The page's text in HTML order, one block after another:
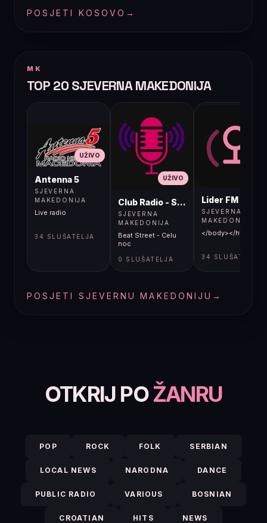
POSJETI KOSOVO →
MK
TOP 20 SJEVERNA MAKEDONIJA
UŽIVO
Antenna 5
SJEVERNA
MAKEDONIJA
Live radio
34 SLUŠATELJA
UŽIVO
Club Radio - Skopje, Mcedonia
SJEVERNA
MAKEDONIJA
Beat Street - Celu
noc
0 SLUŠATELJA
Lider FM 107,4
SJEVERNA
MAKEDONIJA
</body></html>
34 SLUŠATELJA
POSJETI SJEVERNU MAKEDONIJU →
OTKRIJ POŽANRU
POP ROCK FOLK SERBIAN
LOCAL NEWS NARODNA DANCE
PUBLIC RADIO VARIOUS BOSNIAN
CROATIAN HITS NEWS